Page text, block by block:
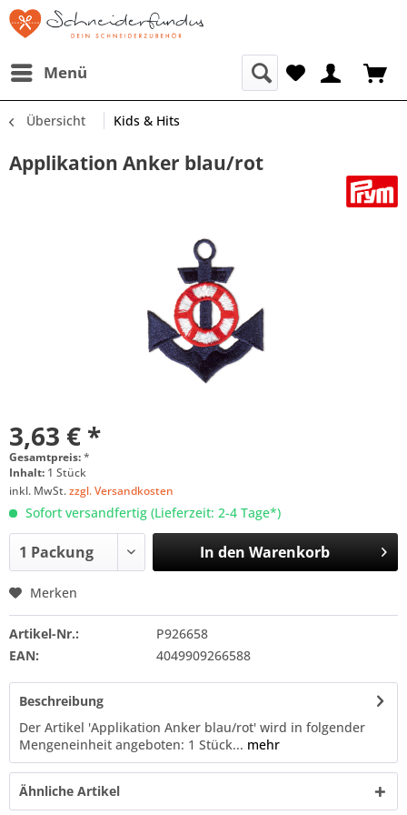
Menü
Übersicht Kids & Hits
Applikation Anker blau/rot
3,63 € *
Gesamtpreis:*
Inhalt: 1 Stück
inkl. MwSt.zzgl. Versandkosten
Sofort versandfertig (Lieferzeit: 2-4 Tage*)
In den Warenkorb
Merken
Artikel-Nr.:
P926658
EAN:
4049909266588
Beschreibung
Der Artikel 'Applikation Anker blau/rot' wird in folgender
Mengeneinheit angeboten: 1 Stück... mehr
Ähnliche Artikel